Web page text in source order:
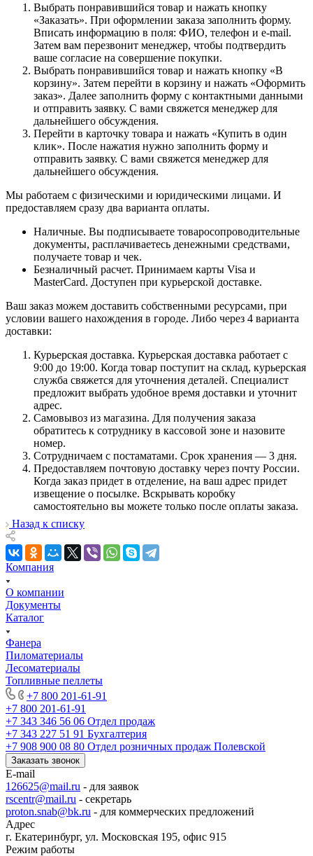
Выбрать понравившийся товар и нажать кнопку
«Заказать». При оформлении заказа заполнить форму.
Вписать информацию в поля: ФИО, телефон и e-mail.
Затем вам перезвонит менеджер, чтобы подтвердить
ваше согласие на совершение покупки.
Выбрать понравившийся товар и нажать кнопку «В
корзину». Затем перейти в корзину и нажать «Оформить
заказ». Далее заполнить форму с контактными данными
и отправить заявку. С вами свяжется менеджер для
дальнейшего обсуждения.
Перейти в карточку товара и нажать «Купить в один
клик». После нажатия нужно заполнить форму и
отправить заявку. С вами свяжется менеджер для
дальнейшего обсуждения.
Мы работаем с физическими и юридическими лицами. И
предоставляем сразу два варианта оплаты.
Наличные. Вы подписываете товаросопроводительные
документы, расплачиваетесь денежными средствами,
получаете товар и чек.
Безналичный расчет. Принимаем карты Visa и
MasterCard. Доступен при курьерской доставке.
Ваш заказ можем доставить собственными ресурсами, при
условии вашего нахождения в городе. Либо через 4 варианта
доставки:
Курьерская доставка. Курьерская доставка работает с
9:00 до 19:00. Когда товар поступит на склад, курьерская
служба свяжется для уточнения деталей. Специалист
предложит выбрать удобное время доставки и уточнит
адрес.
Самовывоз из магазина. Для получения заказа
обратитесь к сотруднику в кассовой зоне и назовите
номер.
Сотрудничаем с постаматами. Срок хранения — 3 дня.
Предоставляем почтовую доставку через почту России.
Когда заказ придет в отделение, на ваш адрес придет
извещение о посылке. Вскрывать коробку
самостоятельно вы можете только после оплаты заказа.
Назад к списку
Компания
О компании
Документы
Каталог
Фанера
Пиломатериалы
Лесоматериалы
Топливные пеллеты
+7 800 201-61-91
+7 800 201-61-91
+7 343 346 56 06 Отдел продаж
+7 343 227 51 91 Бухгалтерия
+7 908 900 08 80 Отдел розничных продаж Полевской
Заказать звонок
E-mail
126625@mail.ru - для заявок
rscentr@mail.ru - секретарь
proton.snab@bk.ru - для коммерческих предложений
Адрес
г. Екатеринбург, ул. Московская 195, офис 915
Режим работы